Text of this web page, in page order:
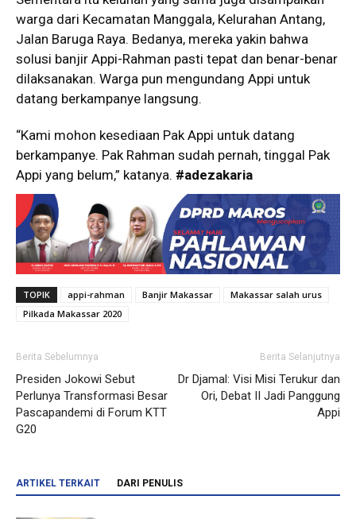
warga dari Kecamatan Manggala, Kelurahan Antang,
Jalan Baruga Raya. Bedanya, mereka yakin bahwa
solusi banjir Appi-Rahman pasti tepat dan benar-benar
dilaksanakan. Warga pun mengundang Appi untuk
datang berkampanye langsung.
“Kami mohon kesediaan Pak Appi untuk datang
berkampanye. Pak Rahman sudah pernah, tinggal Pak
Appi yang belum,” katanya. #adezakaria
TOPIK appi-rahman Banjir Makassar
Makassar salah urus
Pilkada Makassar 2020
Berita Sebelumnya
Presiden Jokowi Sebut
Perlunya Transformasi Besar
Pascapandemi di Forum KTT
G20
Berita Selanjutnya
Dr Djamal: Visi Misi Terukur dan
Ori, Debat II Jadi Panggung
Appi
ARTIKEL TERKAIT DARI PENULIS